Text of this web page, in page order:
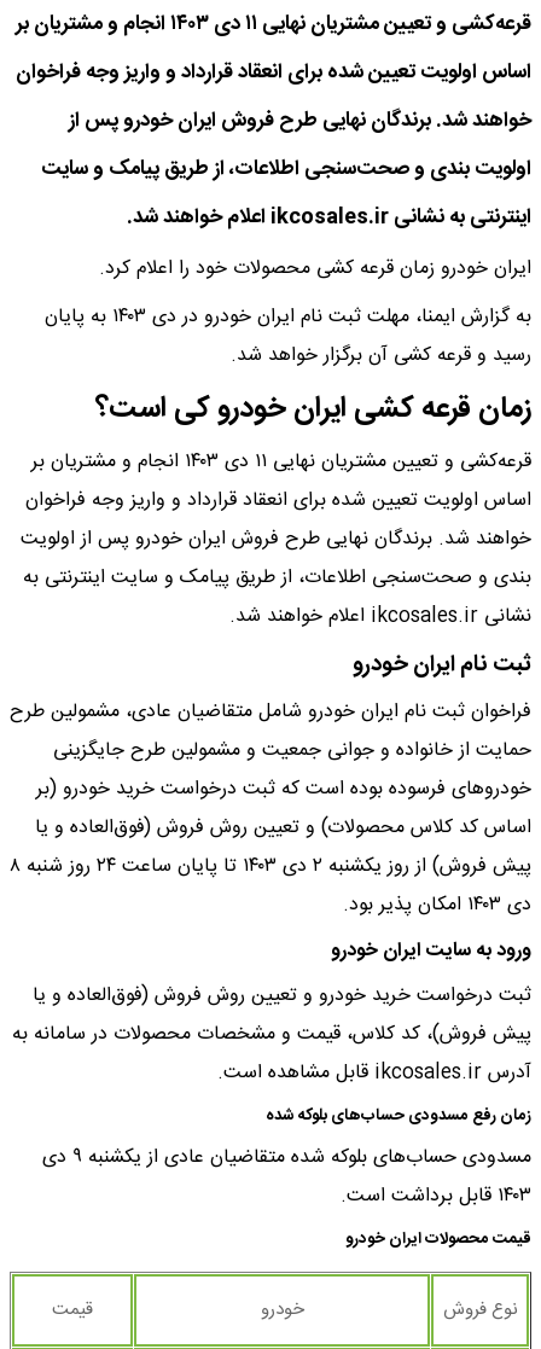
قرعه‌کشی و تعیین مشتریان نهایی ١١ دی ۱۴۰۳ انجام و مشتریان بر
اساس اولویت تعیین شده برای انعقاد قرارداد و واریز وجه فراخوان
خواهند شد. برندگان نهایی طرح فروش ایران خودرو پس از
اولویت بندی و صحت‌سنجی اطلاعات، از طریق پیامک و سایت
اینترنتی به نشانی ikcosales.ir اعلام خواهند شد.
ایران خودرو زمان قرعه کشی محصولات خود را اعلام کرد.​
به گزارش ایمنا، مهلت ثبت نام ایران خودرو در دی ۱۴۰۳ به پایان
رسید و قرعه کشی آن برگزار خواهد شد.
زمان قرعه کشی ایران خودرو کی است؟
قرعه‌کشی و تعیین مشتریان نهایی ١١ دی ۱۴۰۳ انجام و مشتریان بر
اساس اولویت تعیین شده برای انعقاد قرارداد و واریز وجه فراخوان
خواهند شد. برندگان نهایی طرح فروش ایران خودرو پس از اولویت
بندی و صحت‌سنجی اطلاعات، از طریق پیامک و سایت اینترنتی به
نشانی ikcosales.ir اعلام خواهند شد.
ثبت نام ایران خودرو
فراخوان ثبت نام ایران خودرو شامل متقاضیان عادی، مشمولین طرح
حمایت از خانواده و جوانی جمعیت و مشمولین طرح جایگزینی
خودروهای فرسوده بوده است که ثبت درخواست خرید خودرو (بر
اساس کد کلاس محصولات) و تعیین روش فروش (فوق‌العاده و یا
پیش فروش) از روز یکشنبه ۲ دی ۱۴۰۳ تا پایان ساعت ۲۴ روز شنبه ۸
دی ۱۴۰۳ امکان پذیر بود.
ورود به سایت ایران خودرو
ثبت درخواست خرید خودرو و تعیین روش فروش (فوق‌العاده و یا
پیش فروش)، کد کلاس، قیمت و مشخصات محصولات در سامانه به
آدرس ikcosales.ir قابل مشاهده است.
زمان رفع مسدودی حساب‌های بلوکه شده
مسدودی حساب‌های بلوکه شده متقاضیان عادی از یکشنبه ٩ دی
۱۴۰۳ قابل برداشت است.
قیمت محصولات ایران خودرو
نوع فروش خودرو قیمت